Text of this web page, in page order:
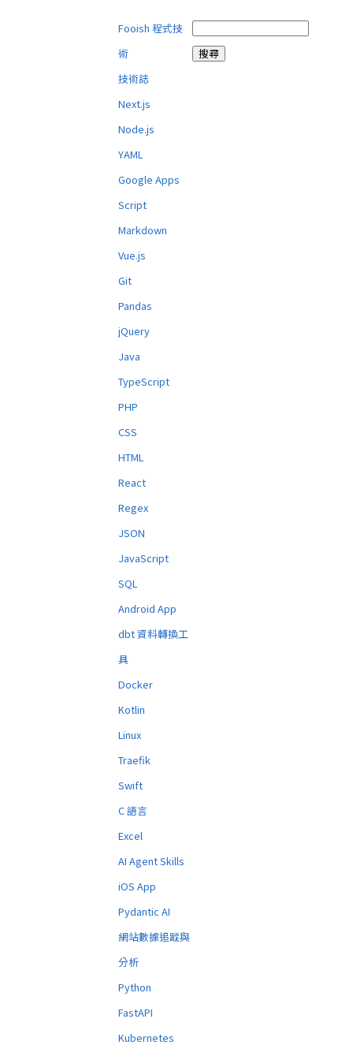
Fooish 程式技
術
技術誌
Next.js
Node.js
YAML
Google Apps
Script
Markdown
Vue.js
Git
Pandas
jQuery
Java
TypeScript
PHP
CSS
HTML
React
Regex
JSON
JavaScript
SQL
Android App
dbt 資料轉換工
具
Docker
Kotlin
Linux
Traefik
Swift
C 語言
Excel
AI Agent Skills
iOS App
Pydantic AI
網站數據追蹤與
分析
Python
FastAPI
Kubernetes